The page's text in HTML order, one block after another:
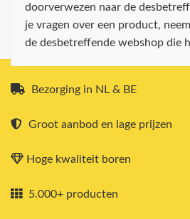
doorverwezen naar de
je vragen over een product,
de desbetreffende webshop die
Bezorging in NL & BE
Groot aanbod en lage prijzen
Hoge kwaliteit boren
5.000+ producten